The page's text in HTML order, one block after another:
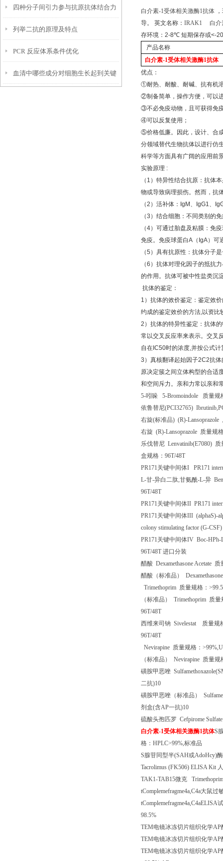
四种分子间引力参与抗原抗体结合力
陈述
列举二抗的原理及特点
PCR 反应体系条件优化
血清中哪些成分对细胞生长起到关键
白介素-1受体相关激酶1抗体
导。
英文名称： IRAK1
白介
存环境： 2-8℃ 短期保存或<-20
产品名称
白介素-1受体相关激酶1抗体
优点：
①耐热、耐酸、耐碱、抗有机
②制备简单，操作方便，可以
③不必免疫动物，且可获得免
④可以反复使用；
⑤价格低廉。因此，设计、合
分领域替代生物抗体以进行仿
科学等方面具有广阔的应用前
实验原理 :
（ 1 ）特异性结合抗原：抗体
物或导致病理损伤。然而，抗
（2 ）活补体： IgM 、 IgG1、
（3 ）结合细胞：不同类别的
（4）可通过胎盘及粘膜：免
免疫。免疫球蛋白A （ IgA）可
（5 ）具有抗原性：抗体分子
（6 ）抗体对理化因子的抵抗
的作用。抗体可被中性盐类沉
抗体的鉴定：
1 ）抗体的效价鉴定：鉴定效
约成的鉴定效价的方法,以资比
2 ）抗体的特异性鉴定：抗体
常以交叉反应率来表示。交叉
自在 IC50时的浓度,并按公式计
3 ）真核翻译起始因子2C2抗体
原决定簇之间立体构型的合适
和空间斥力。亲和力常以亲和
5-吲哚 5-Bromoindole 质量规
依鲁替尼(PCI32765)
右旋(标准品) (R)-Lansoprazole
右旋 (R)-Lansoprazole 质量规
乐伐替尼 Lenvatinib(E7080) 质
盒规格： 96T/48T
PR171关键中间体I PR171
L-甘-异白二肽,甘氨酰-L-异
96T/48T
PR171关键中间体II PR171
PR171关键中间体III (alphaS)-
colony stimulating factor (G-
PR171关键中间体IV Boc-HPh-
96T/48T 进口分装
醋酸 Dexamethasone Acetate 质
醋酸（标准品）
Trimethoprim 质量规格：
（标准品）
Trimethoprim 质量
96T/48T
西维来司钠 Sivelestat 质量规
96T/48T
Nevirapine 质量规格：
（标准品）
Nevirapine 质量规
磺胺甲恶唑
二抗)10
磺胺甲恶唑（标准品）
剂盒(含AP一抗)10
硫酸头孢匹罗 Cefpirome
白介素-1受体相关激酶1抗体S
格： HPLC>99%,标准品
S腺苷同型半(SAH或AdoHcy)
Tacrolimus (FK506) ELISA Kit 人
TAK1-TAB15微克
tComplemefragme4a,C4a大鼠过
tComplemefragme4a,C4aELISA
98.5%
TEM电镜冰冻切片组织化学AP
TEM电镜冰冻切片组织化学AP
TEM电镜冰冻切片组织化学AP